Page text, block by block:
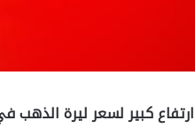
ارتفاع كبير لسعر ليرة الذهب